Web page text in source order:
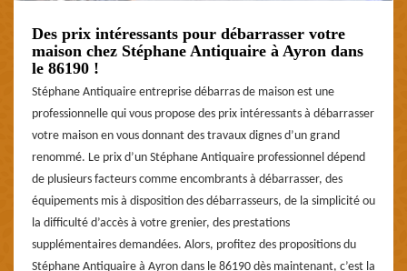
Des prix intéressants pour débarrasser votre
maison chez Stéphane Antiquaire à Ayron dans
le 86190 !
Stéphane Antiquaire entreprise débarras de maison est une
professionnelle qui vous propose des prix intéressants à débarrasser
votre maison en vous donnant des travaux dignes d’un grand
renommé. Le prix d’un Stéphane Antiquaire professionnel dépend
de plusieurs facteurs comme encombrants à débarrasser, des
équipements mis à disposition des débarrasseurs, de la simplicité ou
la difficulté d’accès à votre grenier, des prestations
supplémentaires demandées. Alors, profitez des propositions du
Stéphane Antiquaire à Ayron dans le 86190 dès maintenant, c’est la